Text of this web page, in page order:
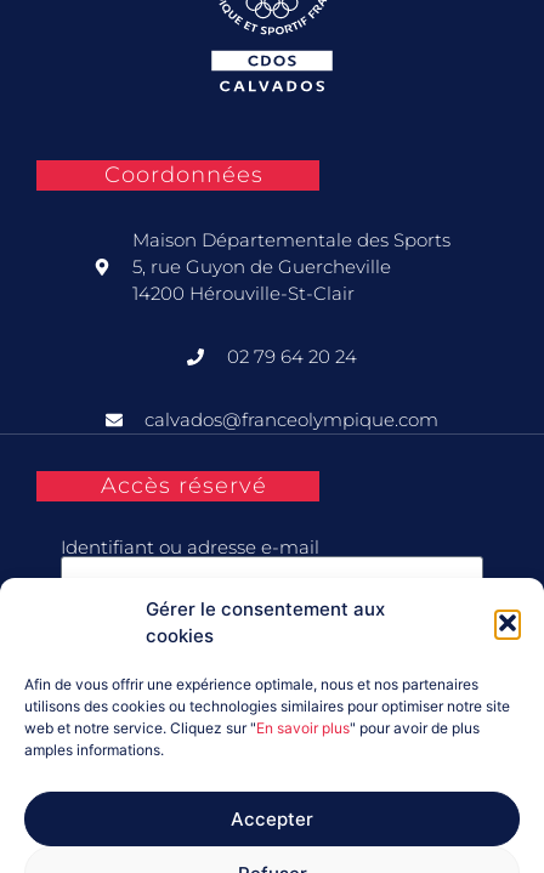
Gérer le consentement aux
cookies
Afin de vous offrir une expérience optimale, nous et nos partenaires
utilisons des cookies ou technologies similaires pour optimiser notre site
web et notre service. Cliquez sur "En savoir plus" pour avoir de plus
amples informations.
Accepter
Coordonnées
Maison Départementale des Sports
5, rue Guyon de Guercheville
14200 Hérouville-St-Clair
02 79 64 20 24
calvados@franceolympique.com
Accès réservé
Identifiant ou adresse e-mail
Mot de passe
Se souvenir de moi
Connexion